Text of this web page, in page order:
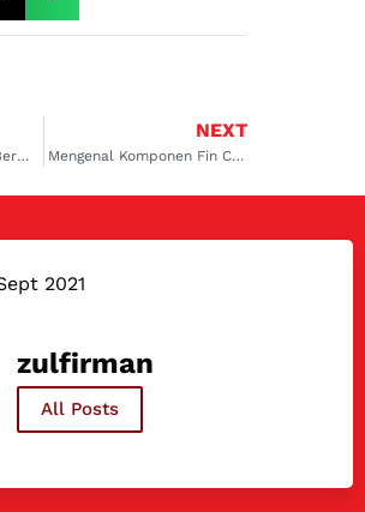
AC Mobil Honda Jazz Bermasalah? Service Terpercaya di Kalimalang
NEXT
Mengenal Komponen Fin Comb untuk AC Mobil
2021
zulfirman
All Posts